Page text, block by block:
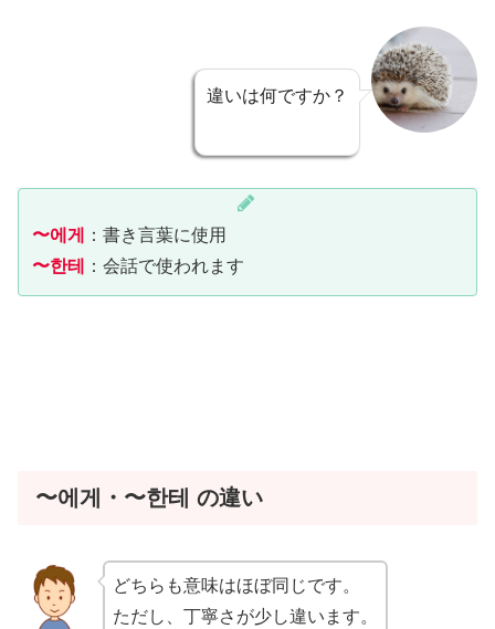
違いは何ですか？
〜에게
：書き言葉に使用
〜한테
：会話で使われます
〜에게・〜한테 の違い
どちらも意味はほぼ同じです。
ただし、丁寧さが少し違います。